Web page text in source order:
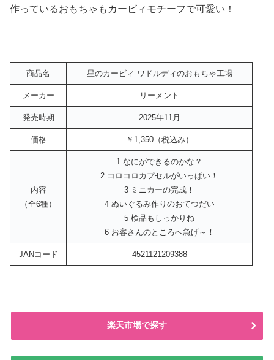
作っているおもちゃもカービィモチーフで可愛い！
商品名 星のカービィ ワドルディのおもちゃ工場
メーカー リーメント
発売時期 2025年11月
価格 ￥1,350（税込み）
内容
（全6種）
1 なにができるのかな？
2 コロコロカプセルがいっぱい！
3 ミニカーの完成！
4 ぬいぐるみ作りのおてつだい
5 検品もしっかりね
6 お客さんのところへ急げ～！
JANコード 4521121209388
楽天市場で探す